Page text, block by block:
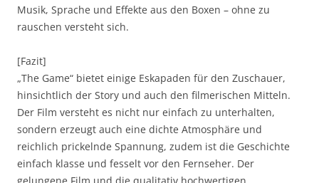
Musik, Sprache und Effekte aus den Boxen – ohne zu
rauschen versteht sich.
[Fazit]
„The Game“ bietet einige Eskapaden für den Zuschauer,
hinsichtlich der Story und auch den filmerischen Mitteln.
Der Film versteht es nicht nur einfach zu unterhalten,
sondern erzeugt auch eine dichte Atmosphäre und
reichlich prickelnde Spannung, zudem ist die Geschichte
einfach klasse und fesselt vor den Fernseher. Der